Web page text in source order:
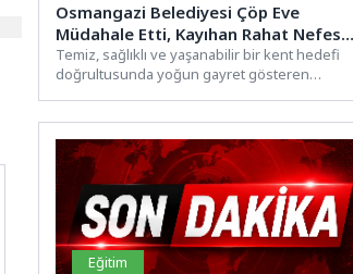
Osmangazi Belediyesi Çöp Eve
Müdahale Etti, Kayıhan Rahat Nefes
Aldı
Temiz, sağlıklı ve yaşanabilir bir kent hedefi
doğrultusunda yoğun gayret gösteren
Eğitim